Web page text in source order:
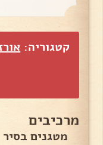
קטגוריה:
מרכיבים
מטגנים בסיר